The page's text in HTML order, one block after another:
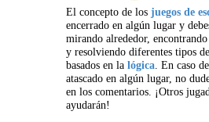
El concepto de los juegos de
encerrado en algún lugar y
mirando alrededor,
y resolviendo diferentes tipos de
basados en la lógica. En caso
atascado en algún lugar, no
en los comentarios. ¡Otros
ayudarán!